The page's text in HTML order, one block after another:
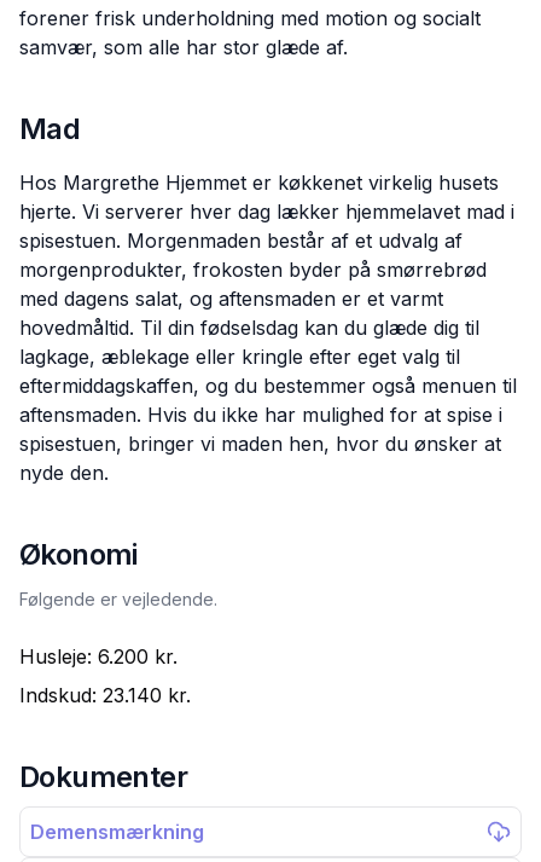
forener frisk underholdning med motion og socialt
samvær, som alle har stor glæde af.
Mad
Hos Margrethe Hjemmet er køkkenet virkelig husets
hjerte. Vi serverer hver dag lækker hjemmelavet mad i
spisestuen. Morgenmaden består af et udvalg af
morgenprodukter, frokosten byder på smørrebrød
med dagens salat, og aftensmaden er et varmt
hovedmåltid. Til din fødselsdag kan du glæde dig til
lagkage, æblekage eller kringle efter eget valg til
eftermiddagskaffen, og du bestemmer også menuen til
aftensmaden. Hvis du ikke har mulighed for at spise i
spisestuen, bringer vi maden hen, hvor du ønsker at
nyde den.
Økonomi
Følgende er vejledende.
Husleje: 6.200 kr.
Indskud: 23.140 kr.
Dokumenter
Demensmærkning